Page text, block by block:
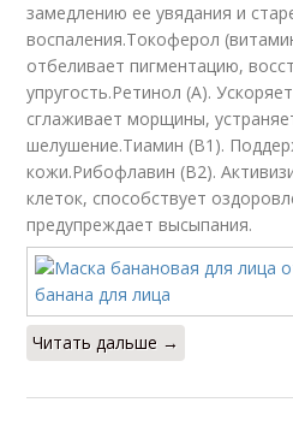
замедлению ее увядания и
воспаления.Токоферол
отбеливает пигментацию,
упругость.Ретинол (А).
сглаживает морщины,
шелушение.Тиамин (В1).
кожи.Рибофлавин (В2).
клеток, способствует
предупреждает высыпания.
Читать дальше →